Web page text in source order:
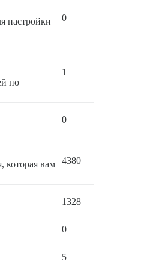
настройки
0
по
1
0
которая вам
4380
1328
0
5